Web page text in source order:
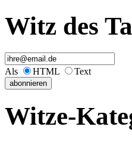
Witz des
Als HTML Text
Witze-